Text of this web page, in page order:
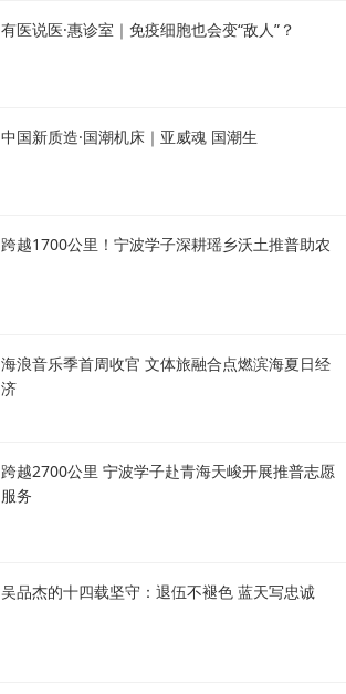
有医说医·惠诊室｜免疫细胞也会变“敌人”？
中国新质造·国潮机床｜亚威魂 国潮生
跨越1700公里！宁波学子深耕瑶乡沃土推普助农
海浪音乐季首周收官 文体旅融合点燃滨海夏日经
济
跨越2700公里 宁波学子赴青海天峻开展推普志愿
服务
吴品杰的十四载坚守：退伍不褪色 蓝天写忠诚